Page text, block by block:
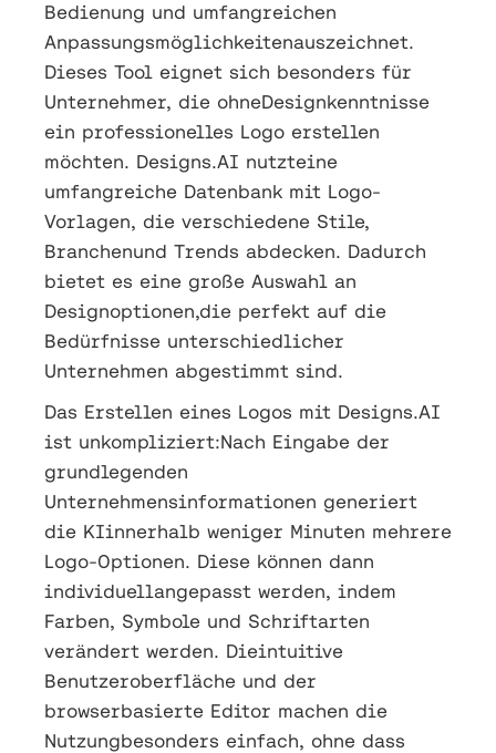
Bedienung und umfangreichen
Anpassungsmöglichkeitenauszeichnet.
Dieses Tool eignet sich besonders für
Unternehmer, die ohneDesignkenntnisse
ein professionelles Logo erstellen
möchten. Designs.AI nutzteine
umfangreiche Datenbank mit Logo-
Vorlagen, die verschiedene Stile,
Branchenund Trends abdecken. Dadurch
bietet es eine große Auswahl an
Designoptionen,die perfekt auf die
Bedürfnisse unterschiedlicher
Unternehmen abgestimmt sind.
Das Erstellen eines Logos mit Designs.AI
ist unkompliziert:Nach Eingabe der
grundlegenden
Unternehmensinformationen generiert
die KIinnerhalb weniger Minuten mehrere
Logo-Optionen. Diese können dann
individuellangepasst werden, indem
Farben, Symbole und Schriftarten
verändert werden. Dieintuitive
Benutzeroberfläche und der
browserbasierte Editor machen die
Nutzungbesonders einfach, ohne dass